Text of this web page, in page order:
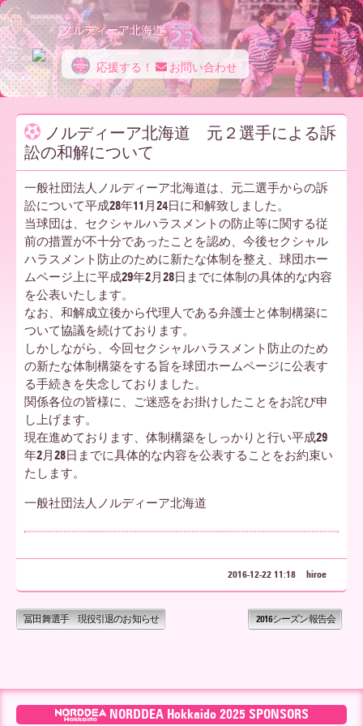
ノ
ル
デ
ィ
ー
ア
北
海
道
ノルディーア北海道
応援する！ お問い合わせ
ノルディーア北海道 元２選手による訴
訟の和解について
一般社団法人ノルディーア北海道は、元二選手からの訴
訟について平成28年11月24日に和解致しました。
当球団は、セクシャルハラスメントの防止等に関する従
前の措置が不十分であったことを認め、今後セクシャル
ハラスメント防止のために新たな体制を整え、球団ホー
ムページ上に平成29年2月28日までに体制の具体的な内容
を公表いたします。
なお、和解成立後から代理人である弁護士と体制構築に
ついて協議を続けております。
しかしながら、今回セクシャルハラスメント防止のため
の新たな体制構築をする旨を球団ホームページに公表す
る手続きを失念しておりました。
関係各位の皆様に、ご迷惑をお掛けしたことをお詫び申
し上げます。
現在進めております、体制構築をしっかりと行い平成29
年2月28日までに具体的な内容を公表することをお約束い
たします。
一般社団法人ノルディーア北海道
2016-12-22 11:18 hiroe
冨田舞選手 現役引退のお知らせ 2016シーズン報告会
NORDDEA Hokkaido 2025 SPONSORS